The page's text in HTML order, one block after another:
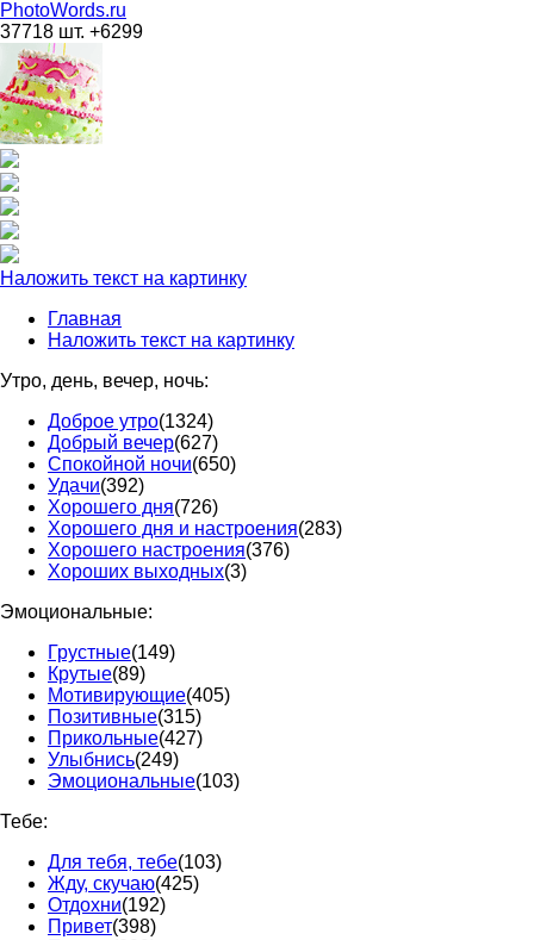
PhotoWords.ru
37718 шт. +6299
Наложить текст на картинку
Главная
Наложить текст на картинку
Утро, день, вечер, ночь:
Доброе утро(1324)
Добрый вечер(627)
Спокойной ночи(650)
Удачи(392)
Хорошего дня(726)
Хорошего дня и настроения(283)
Хорошего настроения(376)
Хороших выходных(3)
Эмоциональные:
Грустные(149)
Крутые(89)
Мотивирующие(405)
Позитивные(315)
Прикольные(427)
Улыбнись(249)
Эмоциональные(103)
Тебе:
Для тебя, тебе(103)
Жду, скучаю(425)
Отдохни(192)
Привет(398)